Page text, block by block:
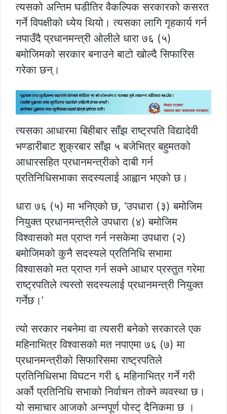
त्यसको अन्तिम घडीतिर वैकल्पिक सरकारको कसरत
गर्ने विपक्षीको ध्येय थियो। त्यसका लागि गृहकार्य गर्न
नपाउँदै प्रधानमन्त्री ओलीले धारा ७६ (५)
बमोजिमको सरकार बनाउने बाटो खोल्दै सिफारिस
गरेका छन्।
त्यसका आधारमा बिहीबार साँझ राष्ट्रपति विद्यादेवी
भण्डारीबाट शुक्रबार साँझ ५ बजेभित्र बहुमतको
आधारसहित प्रधानमन्त्रीको दाबी गर्न
प्रतिनिधिसभाका सदस्यलाई आह्वान भएको छ।
धारा ७६ (५) मा भनिएको छ, ‘उपधारा (३) बमोजिम
नियुक्त प्रधानमन्त्रीले उपधारा (४) बमोजिम
विश्वासको मत प्राप्त गर्न नसकेमा उपधारा (२)
बमोजिमको कुनै सदस्यले प्रतिनिधि सभामा
विश्वासको मत प्राप्त गर्न सक्ने आधार प्रस्तुत गरेमा
राष्ट्रपतिले त्यस्तो सदस्यलाई प्रधानमन्त्री नियुक्त
गर्नेछ।’
त्यो सरकार नबनेमा वा त्यसरी बनेको सरकारले एक
महिनाभित्र विश्वासको मत नपाएमा ७६ (७) मा
प्रधानमन्त्रीको सिफारिसमा राष्ट्रपतिले
प्रतिनिधिसभा विघटन गरी ६ महिनाभित्र गर्ने गरी
अर्को प्रतिनिधि सभाको निर्वाचन तोक्ने व्यवस्था छ।
यो समाचार आजको अन्नपूर्ण पोस्ट् दैनिकमा छ ।